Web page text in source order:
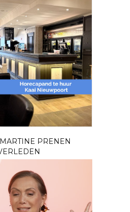
PRENEN